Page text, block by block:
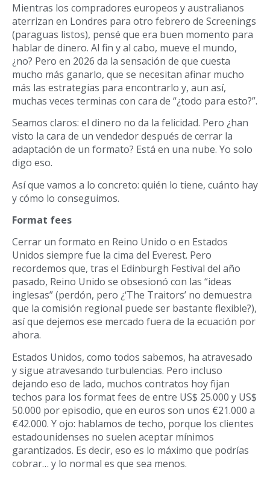
Mientras los compradores europeos y australianos
aterrizan en Londres para otro febrero de Screenings
(paraguas listos), pensé que era buen momento para
hablar de dinero. Al fin y al cabo, mueve el mundo,
¿no? Pero en 2026 da la sensación de que cuesta
mucho más ganarlo, que se necesitan afinar mucho
más las estrategias para encontrarlo y, aun así,
muchas veces terminas con cara de “¿todo para esto?”.
Seamos claros: el dinero no da la felicidad. Pero ¿han
visto la cara de un vendedor después de cerrar la
adaptación de un formato? Está en una nube. Yo solo
digo eso.
Así que vamos a lo concreto: quién lo tiene, cuánto hay
y cómo lo conseguimos.
Format fees
Cerrar un formato en Reino Unido o en Estados
Unidos siempre fue la cima del Everest. Pero
recordemos que, tras el Edinburgh Festival del año
pasado, Reino Unido se obsesionó con las “ideas
inglesas” (perdón, pero ¿‘The Traitors’ no demuestra
que la comisión regional puede ser bastante flexible?),
así que dejemos ese mercado fuera de la ecuación por
ahora.
Estados Unidos, como todos sabemos, ha atravesado
y sigue atravesando turbulencias. Pero incluso
dejando eso de lado, muchos contratos hoy fijan
techos para los format fees de entre US$ 25.000 y US$
50.000 por episodio, que en euros son unos €21.000 a
€42.000. Y ojo: hablamos de techo, porque los clientes
estadounidenses no suelen aceptar mínimos
garantizados. Es decir, eso es lo máximo que podrías
cobrar… y lo normal es que sea menos.